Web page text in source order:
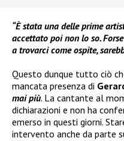
“È stata una delle prime
accettato poi non lo so.
a trovarci come ospite,
Questo dunque tutto ciò
mancata presenza di
mai più. La cantante al
dichiarazioni e non ha
emerso in questi giorni.
intervento anche da parte